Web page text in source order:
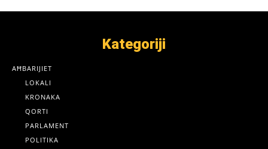
Kategoriji
AĦBARIJIET
LOKALI
KRONAKA
QORTI
PARLAMENT
POLITIKA